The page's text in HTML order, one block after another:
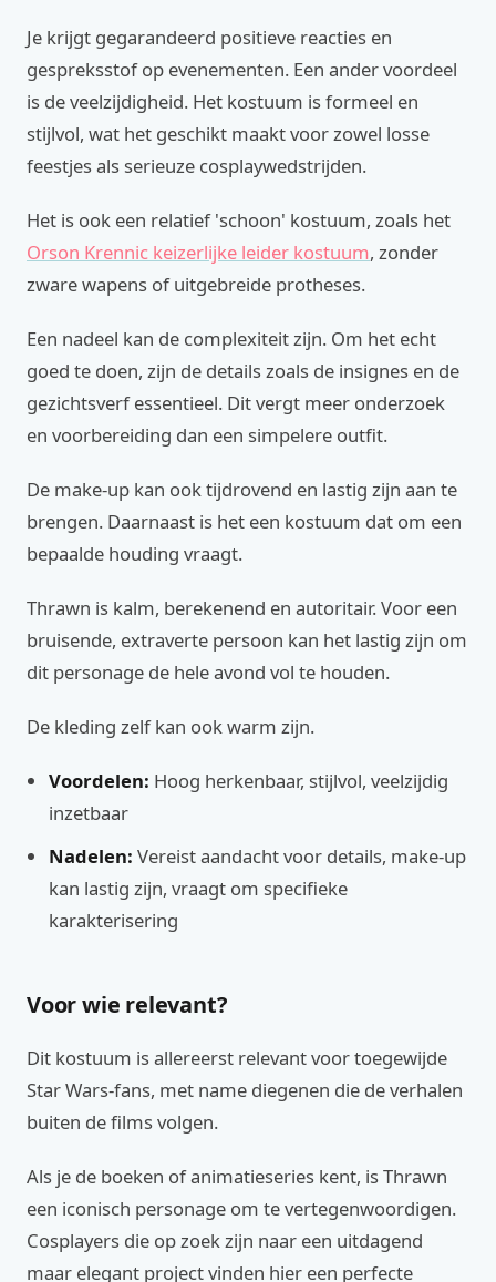
Je krijgt gegarandeerd positieve reacties en
gespreksstof op evenementen. Een ander voordeel
is de veelzijdigheid. Het kostuum is formeel en
stijlvol, wat het geschikt maakt voor zowel losse
feestjes als serieuze cosplaywedstrijden.
Het is ook een relatief 'schoon' kostuum, zoals het
Orson Krennic keizerlijke leider kostuum, zonder
zware wapens of uitgebreide protheses.
Een nadeel kan de complexiteit zijn. Om het echt
goed te doen, zijn de details zoals de insignes en de
gezichtsverf essentieel. Dit vergt meer onderzoek
en voorbereiding dan een simpelere outfit.
De make-up kan ook tijdrovend en lastig zijn aan te
brengen. Daarnaast is het een kostuum dat om een
bepaalde houding vraagt.
Thrawn is kalm, berekenend en autoritair. Voor een
bruisende, extraverte persoon kan het lastig zijn om
dit personage de hele avond vol te houden.
De kleding zelf kan ook warm zijn.
Voordelen: Hoog herkenbaar, stijlvol, veelzijdig
inzetbaar
Nadelen: Vereist aandacht voor details, make-up
kan lastig zijn, vraagt om specifieke
karakterisering
Voor wie relevant?
Dit kostuum is allereerst relevant voor toegewijde
Star Wars-fans, met name diegenen die de verhalen
buiten de films volgen.
Als je de boeken of animatieseries kent, is Thrawn
een iconisch personage om te vertegenwoordigen.
Cosplayers die op zoek zijn naar een uitdagend
maar elegant project vinden hier een perfecte